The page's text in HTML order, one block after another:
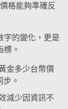
格能夠準確反
字的變化，更是
。
金多少台幣價
。
減少因資訊不